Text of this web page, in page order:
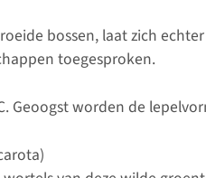
bossen, laat zich
toegesproken.
Geoogst worden de